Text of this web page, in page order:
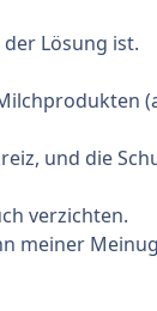
Lösung ist.
und die
verzichten.
meiner